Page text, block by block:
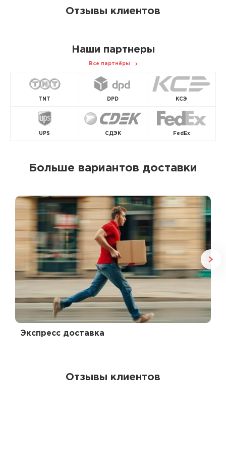
Отзывы клиентов
Наши партнеры
Все партнёры
TNT DPD КСЭ
UPS СДЭК FedEx
Больше вариантов доставки
Экспресс доставка
Отзывы клиентов